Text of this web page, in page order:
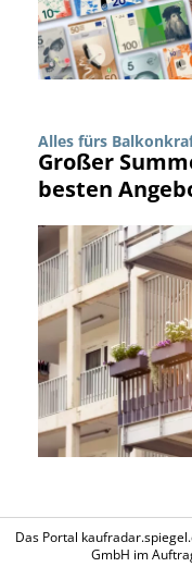
Alles fürs
Großer
besten
Das Portal
GmbH im